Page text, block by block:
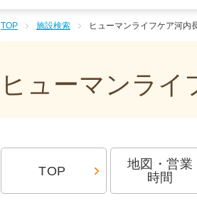
TOP 施設検索 ヒューマンライフケア河内
ヒューマンライ
TOP
地図・営業
時間